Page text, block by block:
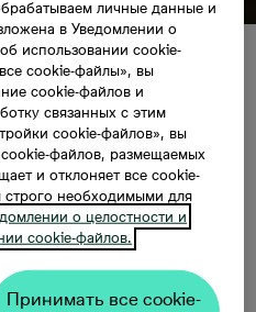
как
жилище
личные данные и
в Уведомлении о
использовании cookie-
cookie-файлы», вы
cookie-файлов и
связанных с этим
cookie-файлов», вы
файлов, размещаемых
и отклоняет все cookie-
необходимыми для
о целостности и
cookie-файлов.
Принимать все cookie-